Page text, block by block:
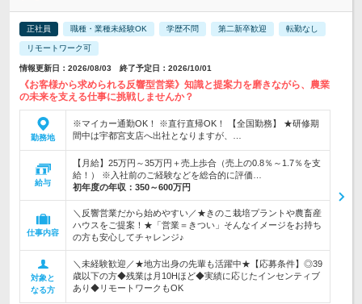
正社員 職種・業種未経験OK 学歴不問 第二新卒歓迎 転勤なし
リモートワーク可
情報更新日：2026/08/03 終了予定日：2026/10/01
《お客様から求められる反響型営業》知識と提案力を磨きながら、農業
の未来を支える仕事に挑戦しませんか？
勤務地
※マイカー通勤OK！ ※直行直帰OK！ 【全国勤務】 ★研修期
間中は宇都宮支店へ出社となりますが、…
給与
【月給】25万円～35万円＋売上歩合（売上の0.8％～1.7％を支
給！） ※入社前のご経験などを総合的に評価…
初年度の年収： 350～600万円
仕事内容
＼反響営業だから始めやすい／★きのこ栽培プラントや農畜産
ハウスをご提案！★「営業＝きつい」そんなイメージをお持ち
の方も安心してチャレンジ♪
対象と
なる方
＼未経験歓迎／★地方出身の先輩も活躍中★【応募条件】◎39
歳以下の方◆残業は月10Hほど◆実績に応じたインセンティブ
あり◆リモートワークもOK